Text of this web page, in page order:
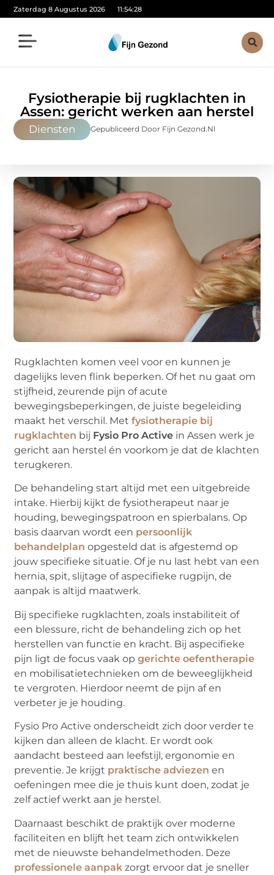
Zaterdag 8 Augustus 2026 11:54:29
Fysiotherapie bij rugklachten in
Assen: gericht werken aan herstel
Diensten Gepubliceerd Door Fijn Gezond.nl
Rugklachten komen veel voor en kunnen je
dagelijks leven flink beperken. Of het nu gaat om
stijfheid, zeurende pijn of acute
bewegingsbeperkingen, de juiste begeleiding
maakt het verschil. Metfysiotherapie bij
rugklachten bij Fysio Pro Active in Assen werk je
gericht aan herstel én voorkom je dat de klachten
terugkeren.
De behandeling start altijd met een uitgebreide
intake. Hierbij kijkt de fysiotherapeut naar je
houding, bewegingspatroon en spierbalans. Op
basis daarvan wordt een persoonlijk
behandelplan opgesteld dat is afgestemd op
jouw specifieke situatie. Of je nu last hebt van een
hernia, spit, slijtage of aspecifieke rugpijn, de
aanpak is altijd maatwerk.
Bij specifieke rugklachten, zoals instabiliteit of
een blessure, richt de behandeling zich op het
herstellen van functie en kracht. Bij aspecifieke
pijn ligt de focus vaak opgerichte oefentherapie
en mobilisatietechnieken om de beweeglijkheid
te vergroten. Hierdoor neemt de pijn af en
verbeter je je houding.
Fysio Pro Active onderscheidt zich door verder te
kijken dan alleen de klacht. Er wordt ook
aandacht besteed aan leefstijl, ergonomie en
preventie. Je krijgt praktische adviezen en
oefeningen mee die je thuis kunt doen, zodat je
zelf actief werkt aan je herstel.
Daarnaast beschikt de praktijk over moderne
faciliteiten en blijft het team zich ontwikkelen
met de nieuwste behandelmethoden. Deze
professionele aanpak zorgt ervoor dat je sneller